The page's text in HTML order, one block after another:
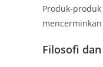
Produk-
Filosofi